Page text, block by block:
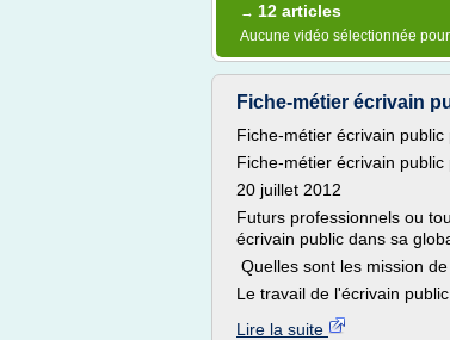
→ 12 articles
Aucune vidéo sélectionnée
Fiche-métier écrivain
Fiche-métier écrivain
Fiche-métier écrivain
20 juillet 2012
Futurs professionnels ou
écrivain public dans sa
Quelles sont les mission
Le travail de l'écrivain
Lire la suite